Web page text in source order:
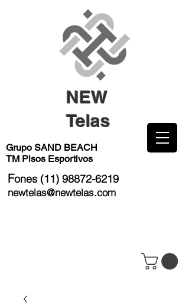
NEW
Telas
Grupo SAND BEACH
TM Pisos Esportivos
Fones (11) 98872-6219
newtelas@newtelas.com